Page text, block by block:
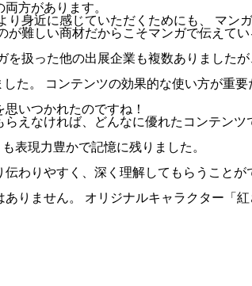
方があります。
身近に感じていただくためにも、 マン
が難しい商材だからこそマンガで伝えて
扱った他の出展企業も複数ありました
た。 コンテンツの効果的な使い方が重
いつかれたのですね！
えなければ、どんなに優れたコンテン
表現力豊かで記憶に残りました。
わりやすく、深く理解してもらうことが
りません。 オリジナルキャラクター「